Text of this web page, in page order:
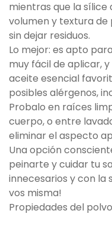
mientras que la sílice
volumen y textura de
sin dejar residuos.
Lo mejor: es apto
muy fácil de aplicar,
aceite esencial
posibles alérgenos,
Probalo en raíces
cuerpo, o entre
eliminar el aspecto
Una opción
peinarte y cuidar tu
innecesarios y con la
vos misma!
Propiedades del